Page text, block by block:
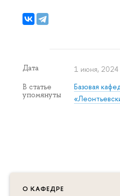
О КАФЕДРЕ
Дата 1 июня, 2024
В статье
упомянуты
Базовая